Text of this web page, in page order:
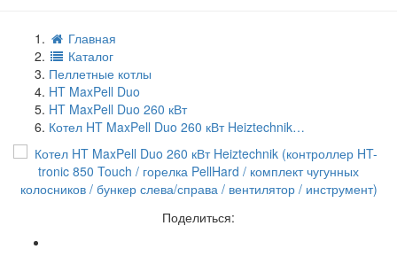
Главная
Каталог
Пеллетные котлы
HT MaxPell Duo
HT MaxPell Duo 260 кВт
Котел HT MaxPell Duo 260 кВт Heiztechnik…
Поделиться: